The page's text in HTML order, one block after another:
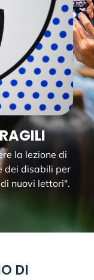
la lezione di
dei disabili per
nuovi lettori".
DI